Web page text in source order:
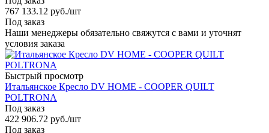
767 133.12 руб./шт
Под заказ
Наши менеджеры обязательно свяжутся с вами и уточнят
условия заказа
Быстрый просмотр
Итальянское Кресло DV HOME - COOPER QUILT
POLTRONA
Под заказ
422 906.72 руб./шт
Под заказ